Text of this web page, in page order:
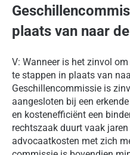
plaats van naar
V: Wanneer is het zinvol
te stappen in plaats van
Geschillencommissie is
aangesloten bij een
en kostenefficiënt een
rechtszaak duurt vaak
advocaatkosten met zich